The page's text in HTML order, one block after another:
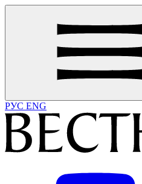
РУС ENG